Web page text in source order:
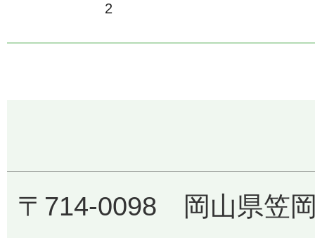
2
〒714-0098 岡山県笠